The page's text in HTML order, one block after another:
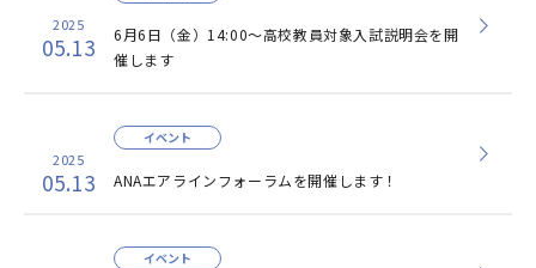
2025
05.13
6月6日（金）14:00～高校教員対象入試説明会を開
催します
2025
05.13 ANAエアラインフォーラムを開催します！
イベント
イベント